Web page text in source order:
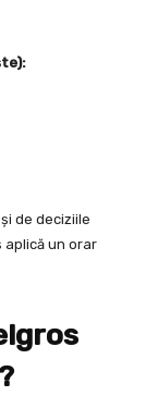
de deciziile
aplică un orar